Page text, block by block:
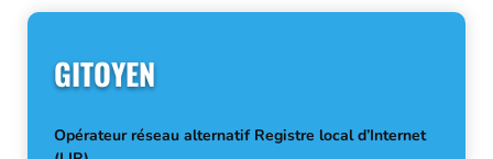
GITOYEN
Opérateur réseau alternatif Registre local d’Internet